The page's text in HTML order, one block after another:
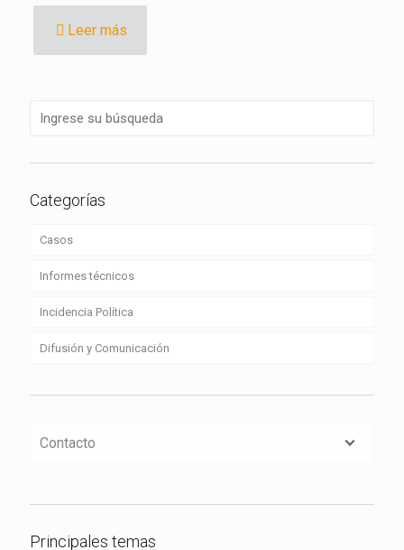
Leer más
Categorías
Casos
Informes técnicos
Incidencia Política
Difusión y Comunicación
Contacto
Principales temas